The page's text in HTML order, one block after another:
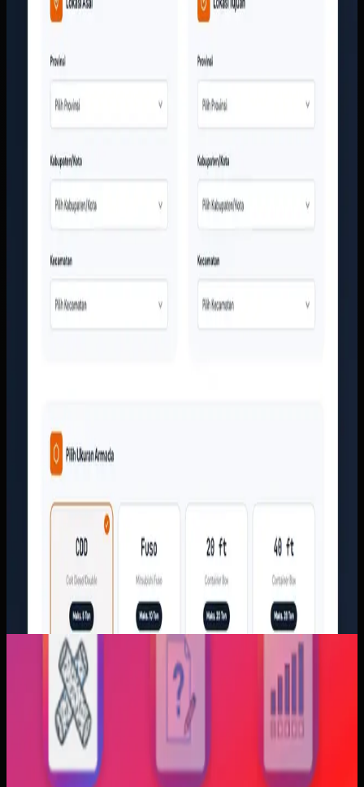
Tim layanan pelanggan terlalu sering menjawab
pertanyaan dasar seperti ongkir, cakupan kota, dan jenis
tampilan digital yang lebih meyakinkan agar calon
pelanggan berani mengirim barang bernilai tinggi tanpa
Yang kami bangun
Kami membangun website responsif dengan kalkulator
ongkir, struktur layanan yang jelas, dan CTA yang langsung
bukti kerja perusahaan ditata supaya calon pelanggan bisa
Baca studi kasus
Aplikasi Mobile
Trajectfika
Trajectfika
Sebelumnya
Mahasiswa sering kesulitan menghubungkan persamaan